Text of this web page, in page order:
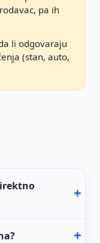
pa ih
li odgovaraju
(stan, auto,